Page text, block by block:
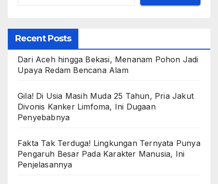
Recent Posts
Dari Aceh hingga Bekasi, Menanam Pohon Jadi
Upaya Redam Bencana Alam
Gila! Di Usia Masih Muda 25 Tahun, Pria Jakut
Divonis Kanker Limfoma, Ini Dugaan
Penyebabnya
Fakta Tak Terduga! Lingkungan Ternyata Punya
Pengaruh Besar Pada Karakter Manusia, Ini
Penjelasannya